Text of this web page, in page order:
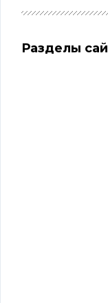
Разделы